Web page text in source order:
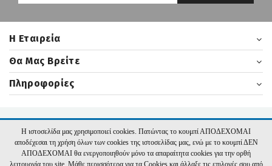
H Εταιρεία
Θα Μας Βρείτε
Πληροφορίες
Η ιστοσελίδα μας χρησιμοποιεί cookies. Πατώντας το κουμπί ΑΠΟΔΕΧΟΜΑΙ
αποδέχεσαι τη χρήση όλων των cookies της ιστοσελίδας μας, ενώ με το κουμπί ΔΕΝ
ΑΠΟΔΕΧΟΜΑΙ θα ενεργοποιηθούν μόνο τα απαραίτητα cookies για την ορθή
λειτουργία του site. Μάθε περισσότερα για τα Cookies και άλλαξε τις επιλογές σου από